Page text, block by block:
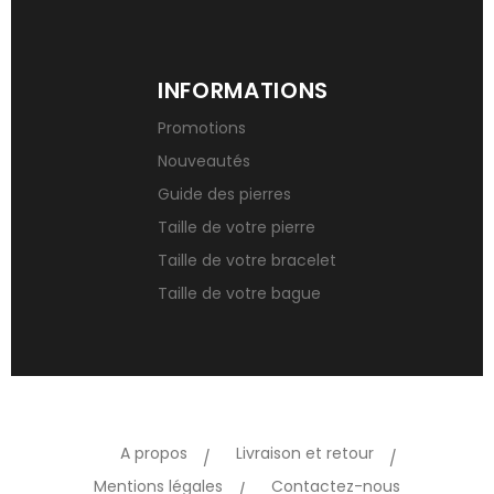
INFORMATIONS
Promotions
Nouveautés
Guide des pierres
Taille de votre pierre
Taille de votre bracelet
Taille de votre bague
A propos
Livraison et retour
Mentions légales
Contactez-nous